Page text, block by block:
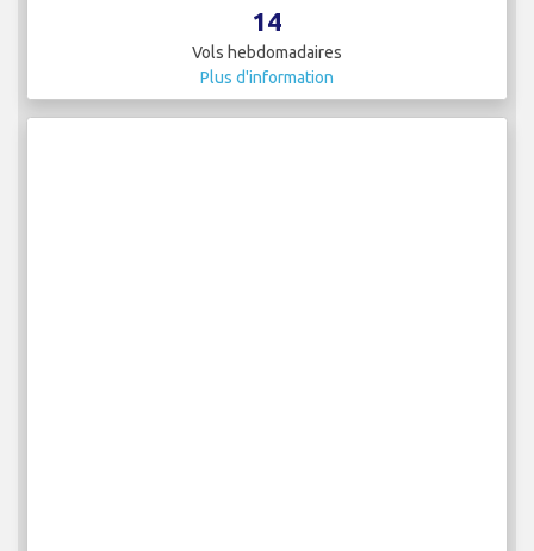
14
Vols hebdomadaires
Plus d'information